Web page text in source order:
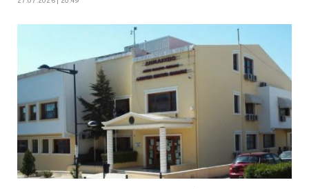
Ο δήμαρχος Μάνδρας δώρισε όλους
τους μισθούς του 2025 στο Θριάσιο
για μηχάνημα καρδιολογικών
επεμβάσεων
08.07.2026 | 15:02
ΔΗΜΟΣ ΜΑΝΔΡΑΣ ΕΙΔΥΛΛΙΑΣ: Δύο
νέα πολυδύναμα οχήματα 4×4